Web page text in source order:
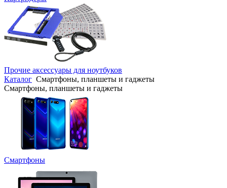
Прочие аксессуары для ноутбуков
Каталог Смартфоны, планшеты и гаджеты
Смартфоны, планшеты и гаджеты
Смартфоны